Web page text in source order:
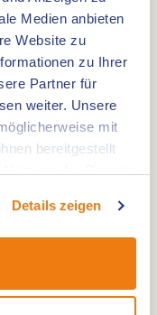
Medien anbieten
Website zu
zu Ihrer
Partner für
weiter. Unsere
mit
bereitgestellt
Details zeigen
vorbei.
Natur und